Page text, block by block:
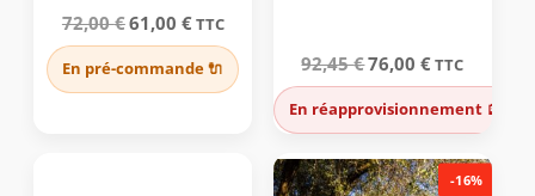
72,00€Le
prix
était :
72,00 €.
61,00 €Le
actuel
est :
61,00 €.
TTC
En pré-commande 🔌 92,45€Le
prix
initial
était :
92,45 €.
76,00€Le
actuel
est :
76,00 €.
TTC
En réapprovisionnement 🪫
-16%